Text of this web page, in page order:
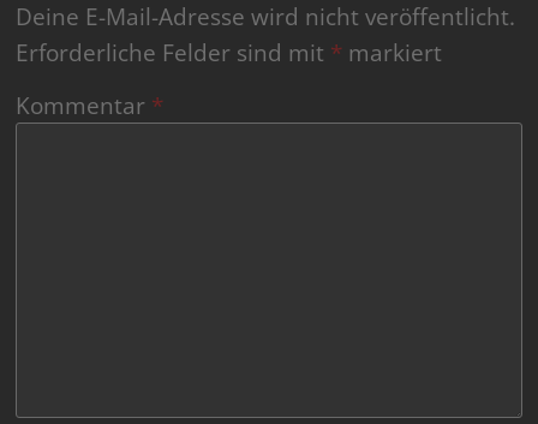
Deine E-Mail-Adresse wird nicht veröffentlicht.
Erforderliche Felder sind mit * markiert
Kommentar *